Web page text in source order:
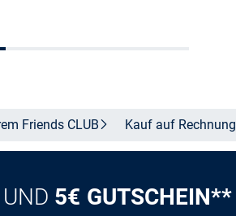
Friends CLUB Kauf auf Rechnung
5€ GUTSCHEIN**